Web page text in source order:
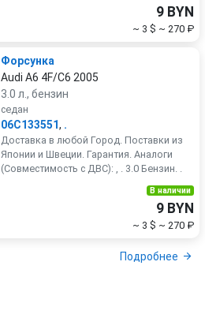
9 BYN
~ 3 $ ~ 270 ₽
Форсунка
Audi A6 4F/C6 2005
3.0 л., бензин
седан
06C133551, .
Доставка в любой Город. Поставки из
Японии и Швеции. Гарантия. Аналоги
(Совместимость с ДВС): , . 3.0 Бензин. .
В наличии
9 BYN
~ 3 $ ~ 270 ₽
Подробнее